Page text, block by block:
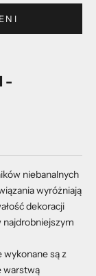
-
niebanalnych
wyróżniają
dekoracji
najdrobniejszym
są z
warstwą